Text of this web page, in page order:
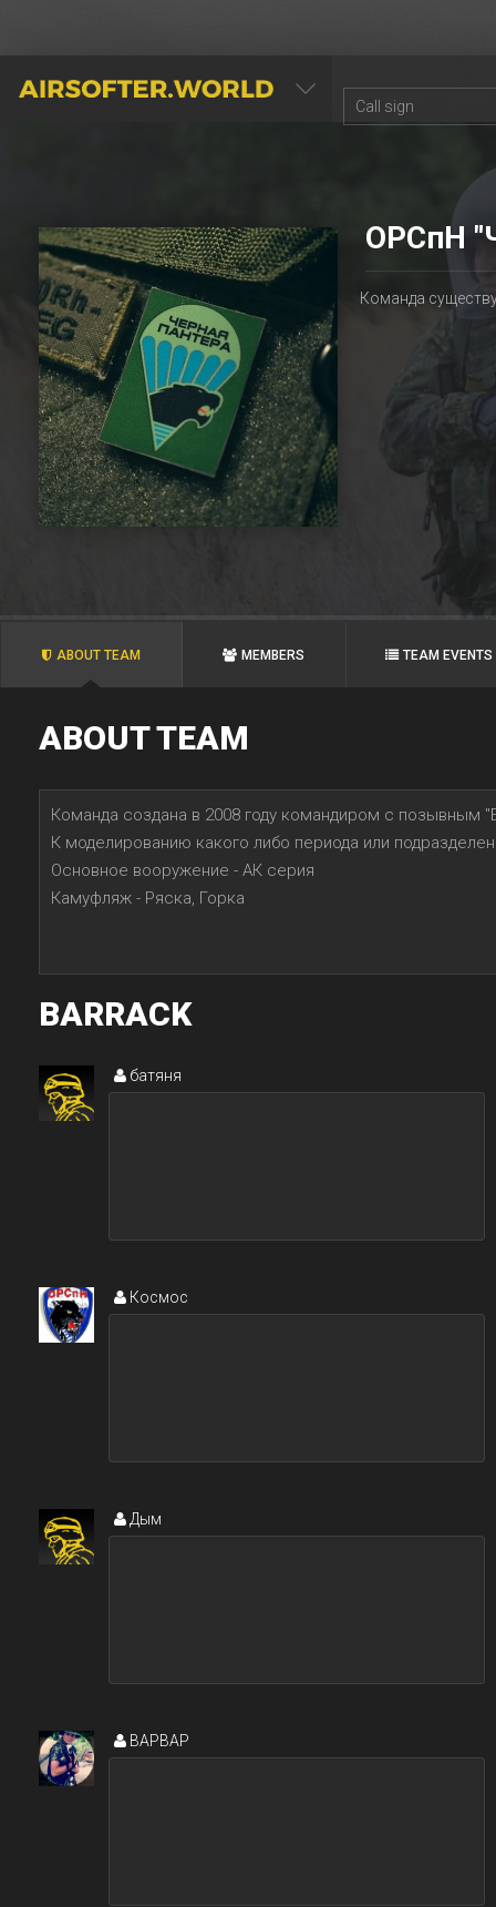
AIRSOFTER.WORLD
ОРСпН
Команда
ABOUT TEAM MEMBERS TEAM EVENTS
ABOUT TEAM
Команда создана в 2008 году командиром с позывным
К моделированию какого либо периода или
Основное вооружение - АК серия
Камуфляж - Ряска, Горка
BARRACK
батяня
Космос
Дым
BAPBAP